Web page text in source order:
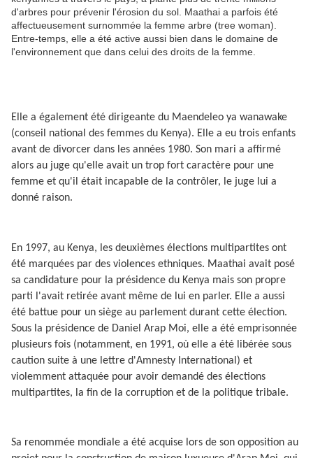
d'arbres pour prévenir l'érosion du sol. Maathai a parfois été
affectueusement surnommée la femme arbre (tree woman).
Entre-temps, elle a été active aussi bien dans le domaine de
l'environnement que dans celui des droits de la femme.
Elle a également été dirigeante du Maendeleo ya wanawake
(conseil national des femmes du Kenya). Elle a eu trois enfants
avant de divorcer dans les années 1980. Son mari a affirmé
alors au juge qu'elle avait un trop fort caractère pour une
femme et qu'il était incapable de la contrôler, le juge lui a
donné raison.
En 1997, au Kenya, les deuxièmes élections multipartites ont
été marquées par des violences ethniques. Maathai avait posé
sa candidature pour la présidence du Kenya mais son propre
parti l'avait retirée avant même de lui en parler. Elle a aussi
été battue pour un siège au parlement durant cette élection.
Sous la présidence de Daniel Arap Moi, elle a été emprisonnée
plusieurs fois (notamment, en 1991, où elle a été libérée sous
caution suite à une lettre d'Amnesty International) et
violemment attaquée pour avoir demandé des élections
multipartites, la fin de la corruption et de la politique tribale.
Sa renommée mondiale a été acquise lors de son opposition au